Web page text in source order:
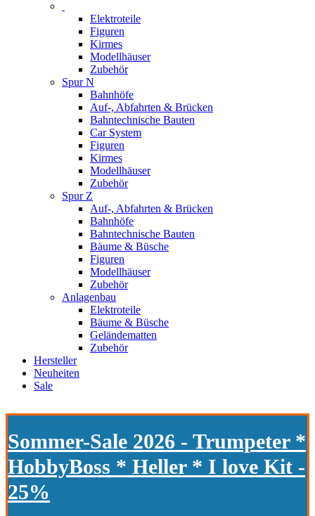
Elektroteile
Figuren
Kirmes
Modellhäuser
Zubehör
Spur N
Bahnhöfe
Auf-, Abfahrten & Brücken
Bahntechnische Bauten
Car System
Figuren
Kirmes
Modellhäuser
Zubehör
Spur Z
Auf-, Abfahrten & Brücken
Bahnhöfe
Bahntechnische Bauten
Bäume & Büsche
Figuren
Modellhäuser
Zubehör
Anlagenbau
Elektroteile
Bäume & Büsche
Geländematten
Zubehör
Hersteller
Neuheiten
Sale
Sommer-Sale 2026 - Trumpeter *
HobbyBoss * Heller * I love Kit -
25%